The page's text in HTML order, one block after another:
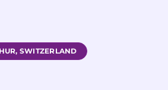
SWITZERLAND